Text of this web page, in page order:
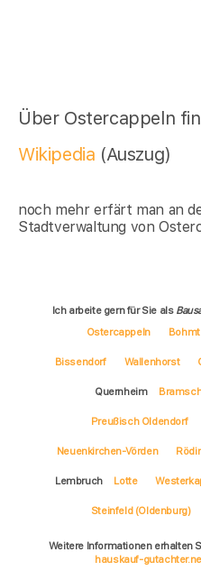
Über Ostercappeln
Wikipedia (Auszug)
noch mehr erfärt man an
Stadtverwaltung von
Ich arbeite gern für Sie als
Ostercappeln
Bissendorf Wallenhorst
Quernheim
Preußisch Oldendorf
Neuenkirchen-Vörden
Lembruch Lotte
Steinfeld (Oldenburg)
Weitere Informationen erhalten
hauskauf-